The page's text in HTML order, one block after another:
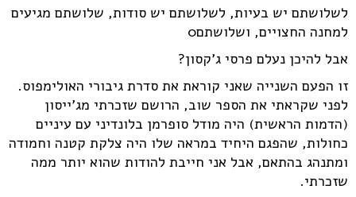
לשלושתם יש בעיות, לשלושתם יש סודות, שלושתם מגיעים
למחנה החצויים, ושלושתם0
אבל להיכן נעלם פרסי ג'קסון?
זו הפעם השנייה שאני קוראת את סדרת גיבורי האולימפוס.
לפני שקראתי את הספר שוב, הרושם שזכרתי מג'ייסון
(הדמות הראשית) היה מודל סופרמן בלונדיני עם עיניים
כחולות, שהפגם היחיד במראה שלו היה צלקת קטנה וחמודה
ומתנהג בהתאם, אבל אני חייבת להודות שהוא יותר ממה
שזכרתי.